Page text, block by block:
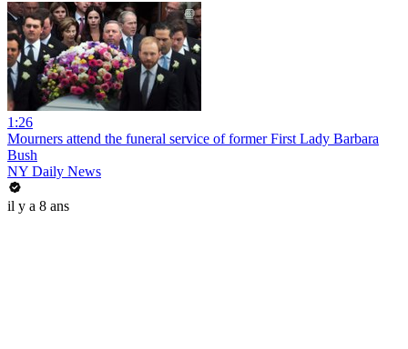
1:26
Mourners attend the funeral service of former First Lady Barbara
Bush
NY Daily News
il y a 8 ans